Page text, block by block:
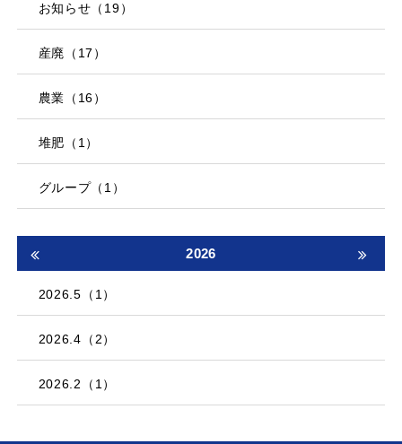
お知らせ（19）
産廃（17）
農業（16）
堆肥（1）
グループ（1）
2026
2026.5（1）
2026.4（2）
2026.2（1）